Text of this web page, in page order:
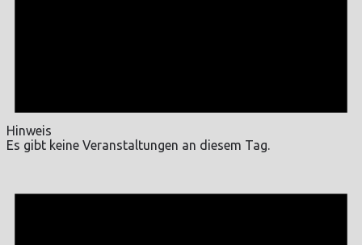
Hinweis
Es gibt keine Veranstaltungen an diesem Tag.